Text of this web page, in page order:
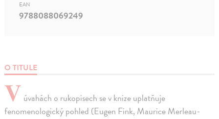
O TITULE
V úvahách o rukopisech se v knize uplatňuje
fenomenologický pohled (Eugen Fink, Maurice Merleau-
EAN
9788088069249